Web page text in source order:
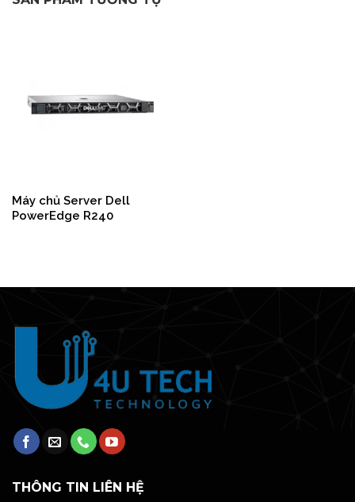
Máy chủ Server Dell
PowerEdge R240
THÔNG TIN LIÊN HỆ